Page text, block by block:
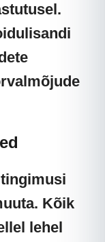
Kõik
lehel